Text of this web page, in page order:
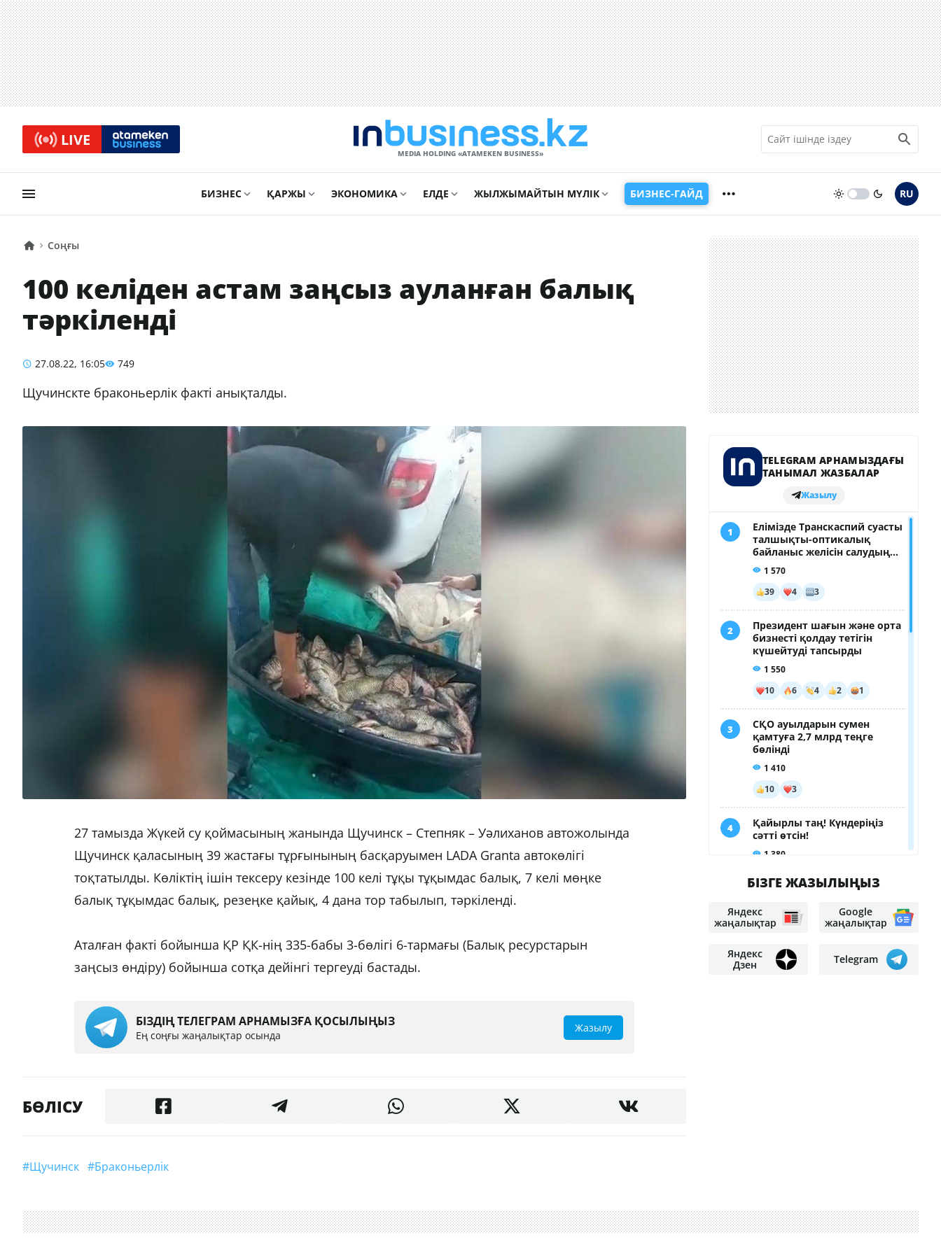
LIVE
MEDIA HOLDING «ATAMEKЕN BUSINESS»
БИЗНЕС ҚАРЖЫ ЭКОНОМИКА ЕЛДЕ ЖЫЛЖЫМАЙТЫН МҮЛІК БИЗНЕС-ГАЙД RU
Соңғы
100 келіден астам заңсыз ауланған балық
тәркіленді
27.08.22, 16:05 749
Щучинскте браконьерлік факті анықталды.
27 тамызда Жүкей су қоймасының жанында Щучинск – Степняк – Уәлиханов автожолында
Щучинск қаласының 39 жастағы тұрғынының басқаруымен LADA Granta автокөлігі
тоқтатылды. Көліктің ішін тексеру кезінде 100 келі тұқы тұқымдас балық, 7 келі мөңке
балық тұқымдас балық, резеңке қайық, 4 дана тор табылып, тәркіленді.
Аталған факті бойынша ҚР ҚК-нің 335-бабы 3-бөлігі 6-тармағы (Балық ресурстарын
заңсыз өндіру) бойынша сотқа дейінгі тергеуді бастады.
БІЗДІҢ ТЕЛЕГРАМ АРНАМЫЗҒА ҚОСЫЛЫҢЫЗ
Ең соңғы жаңалықтар осында
Жазылу
БӨЛІСУ
#Щучинск #браконьерлік
БІЗГЕ ЖАЗЫЛЫҢЫЗ
Яндекс
жаңалықтар
Google
жаңалықтар
Яндекс
Дзен
Telegram